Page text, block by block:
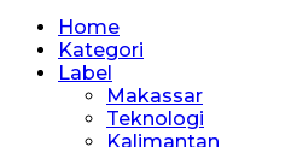
Home
Kategori
Label
Makassar
Teknologi
Kalimantan